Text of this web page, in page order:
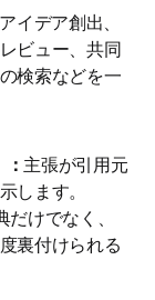
アイデア創出、
ビュー、共同
検索などを一
主張が引用元
します。
けでなく、
裏付けられる